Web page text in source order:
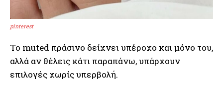
pinterest
Το muted πράσινο δείχνει υπέροχο και μόνο του,
αλλά αν θέλεις κάτι παραπάνω, υπάρχουν
επιλογές χωρίς υπερβολή.